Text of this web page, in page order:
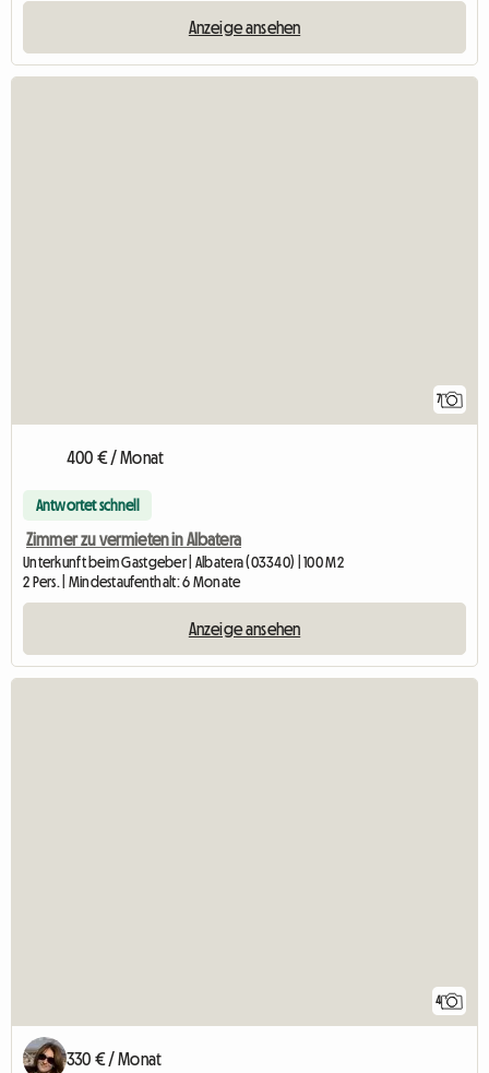
Anzeige ansehen
7
400 € / Monat
Antwortet schnell
Zimmer zu vermieten in Albatera
Unterkunft beim Gastgeber | Albatera (03340) | 100 M2
2 Pers. | Mindestaufenthalt: 6 Monate
Anzeige ansehen
4
330 € / Monat